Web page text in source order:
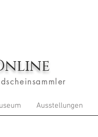
Ausstellungen